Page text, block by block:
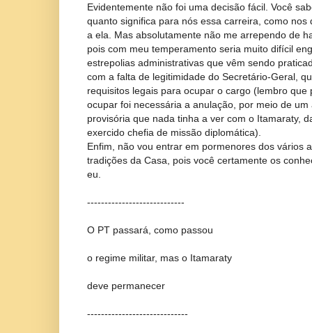
Evidentemente não foi uma decisão fácil. Você
quanto significa para nós essa carreira, como nos
a ela. Mas absolutamente não me arrependo de
pois com meu temperamento seria muito difícil
estrepolias administrativas que vêm sendo
com a falta de legitimidade do Secretário-Geral,
requisitos legais para ocupar o cargo (lembro que
ocupar foi necessária a anulação, por meio de
provisória que nada tinha a ver com o Itamaraty,
exercido chefia de missão diplomática).
Enfim, não vou entrar em pormenores dos vários
tradições da Casa, pois você certamente os
eu.
----------------------------
O PT passará, como passou
o regime militar, mas o Itamaraty
deve permanecer
-----------------------------